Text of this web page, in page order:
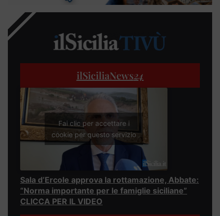
ilSiciliaNews24
Fai clic per accettare i
cookie per questo servizio
Sala d’Ercole approva la rottamazione, Abbate:
“Norma importante per le famiglie siciliane”
CLICCA PER IL VIDEO